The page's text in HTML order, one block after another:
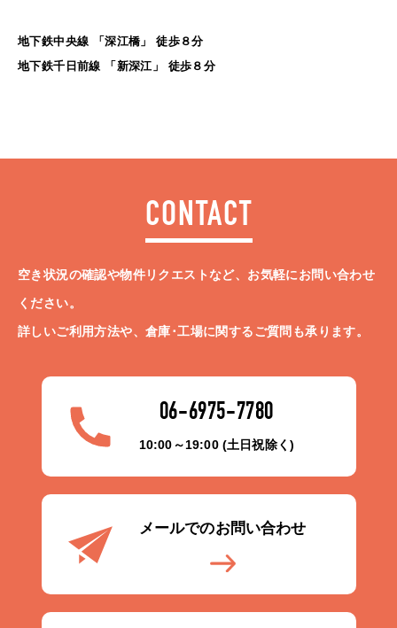
地下鉄中央線 「深江橋」 徒歩８分
地下鉄千日前線 「新深江」 徒歩８分
CONTACT
空き状況の確認や物件リクエストなど、お気軽にお問い合わせ
ください。
詳しいご利用方法や、倉庫･工場に関するご質問も承ります。
06-6975-7780
10:00～19:00 (土日祝除く)
メールでのお問い合わせ